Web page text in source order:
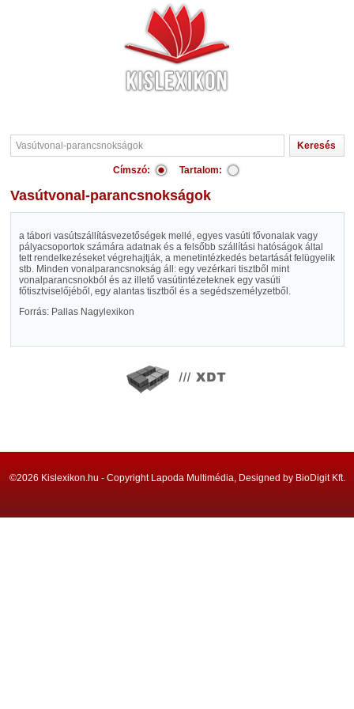
Címszó: Tartalom:
Vasútvonal-parancsnokságok
a tábori vasútszállításvezetőségek mellé, egyes vasúti fővonalak vagy
pályacsoportok számára adatnak és a felsőbb szállítási hatóságok által
tett rendelkezéseket végrehajtják, a menetintézkedés betartását felügyelik
stb. Minden vonalparancsnokság áll: egy vezérkari tisztből mint
vonalparancsnokból és az illető vasútintézeteknek egy vasúti
főtisztviselőjéből, egy alantas tisztből és a segédszemélyzetből.
Forrás: Pallas Nagylexikon
©2026 Kislexikon.hu - Copyright Lapoda Multimédia, Designed by BioDigit Kft.